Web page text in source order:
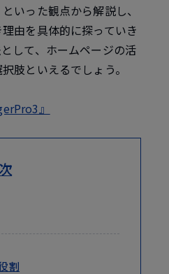
いった観点から解説し、
由を具体的に探っていき
して、ホームページの活
肢といえるでしょう。
』
割